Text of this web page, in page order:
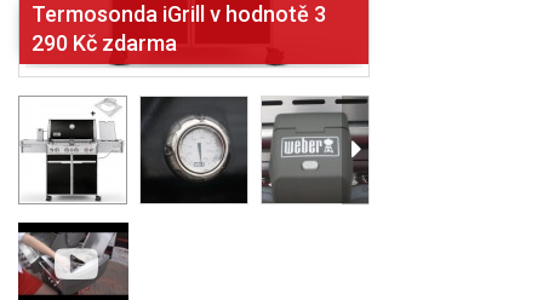
Termosonda iGrill v hodnotě 3
290 Kč zdarma